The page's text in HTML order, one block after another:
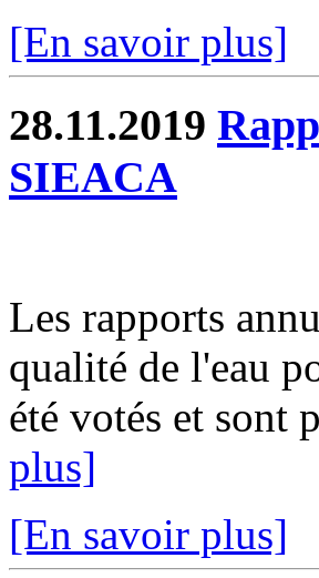
[En savoir plus]
28.11.2019
SIEACA
Les rapports
qualité de l'eau
été votés et sont
plus]
[En savoir plus]